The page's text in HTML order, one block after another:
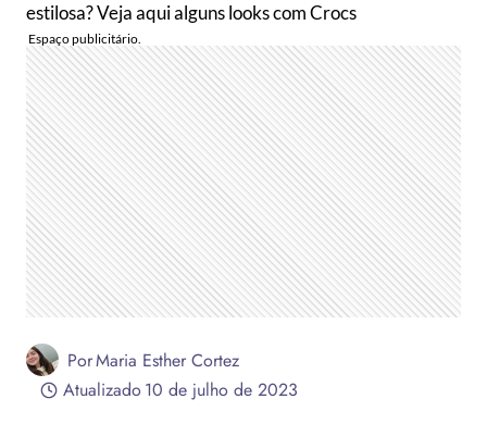
estilosa? Veja aqui alguns looks com Crocs
PorMaria Esther Cortez
Atualizado10 de julho de 2023